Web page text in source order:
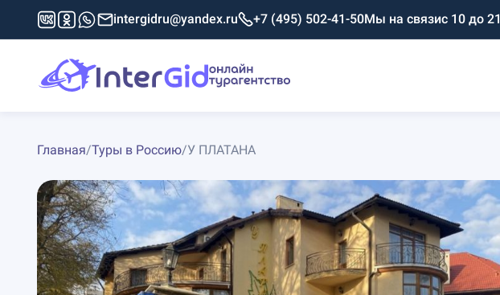
intergidru@yandex.ru +7 (495) 502-41-50Мы на связис 10 до 21
Главная/Туры в Россию/У ПЛАТАНА